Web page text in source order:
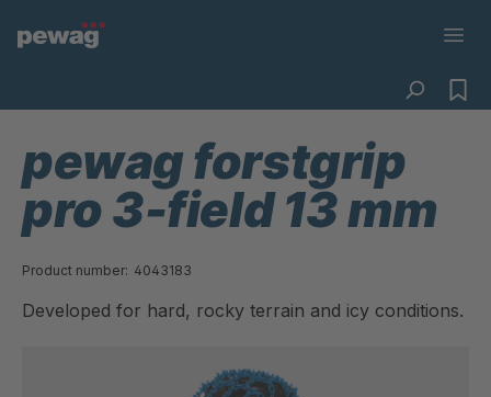
pewag forstgrip
pro 3-field 13 mm
Product number: 4043183
Developed for hard, rocky terrain and icy conditions.